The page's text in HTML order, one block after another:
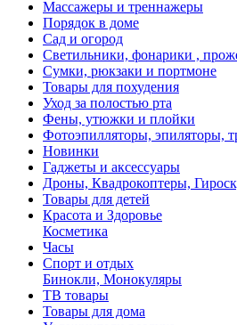
Массажеры и треннажеры
Порядок в доме
Сад и огород
Светильники, фонарики ,
Сумки, рюкзаки и портмоне
Товары для похудения
Уход за полостью рта
Фены, утюжки и плойки
Фотоэпилляторы, эпиляторы,
Новинки
Гаджеты и аксессуары
Дроны, Квадрокоптеры,
Товары для детей
Красота и Здоровье
Косметика
Часы
Спорт и отдых
Бинокли, Монокуляры
ТВ товары
Товары для дома